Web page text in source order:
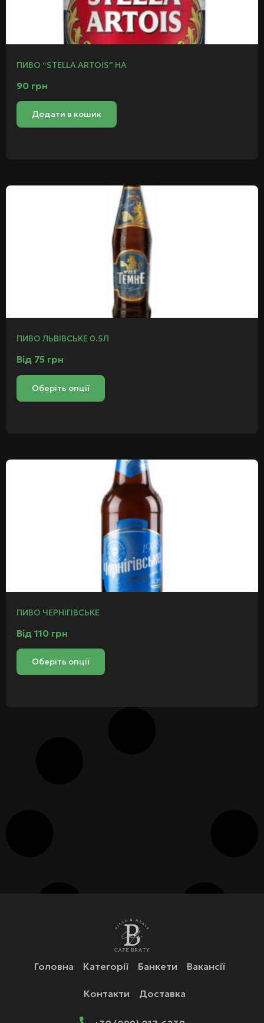
ПИВО “STELLA ARTOIS” НА
90 грн
Додати в кошик
ПИВО ЛЬВІВСЬКЕ 0.5Л
Від 75 грн
Оберіть опції
ПИВО ЧЕРНІГІВСЬКЕ
Від 110 грн
Оберіть опції
Головна Категорії Банкети Вакансії
Контакти Доставка